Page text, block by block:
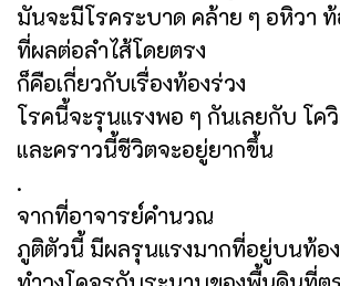
มันจะมีโรคระบาด คล้าย ๆ อหิวา ท้
ที่ผลต่อลำไส้โดยตรง
ก็คือเกี่ยวกับเรื่องท้องร่วง
โรคนี้จะรุนแรงพอ ๆ กันเลยกับ โค
และคราวนี้ชีวิตจะอยู่ยากขึ้น
.
จากที่อาจารย์คำนวณ
ภูติตัวนี้ มีผลรุนแรงมากที่อยู่บนท้อ